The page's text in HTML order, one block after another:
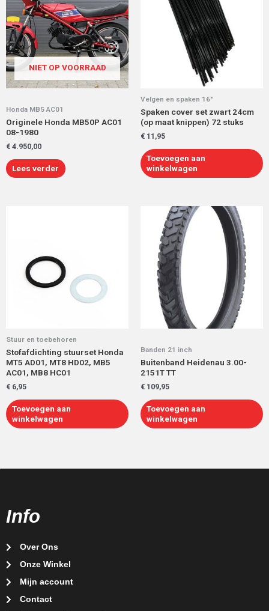
NIET OP VOORRAAD
Honda MB5 AC01
Originele Honda MB50P AC01
08-1980
€ 4.950,00
Lees verder
Velgen en spaken 16"
Spaken cover set zwart 24cm
(op maat knippen) 72 stuks
€ 11,95
Toevoegen aan
winkelwagen
Stuur en toebehoren
Stofafdichting stuurset Honda
MT5 AD01, MT8 HD02, MB5
AC01, MB8 HC01
€ 6,95
Toevoegen aan
winkelwagen
Banden 21 inch
Buitenband Heidenau 3.00-
2151T TT
€ 109,95
Toevoegen aan
winkelwagen
Info
Over Ons
Onze Winkel
Mijn account
Contact